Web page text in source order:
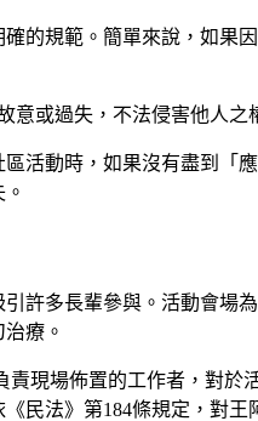
的規範。簡單來說，如果
意或過失，不法侵害他人之
活動時，如果沒有盡到「
許多長輩參與。活動會場
療。
責現場佈置的工作者，對
民法》第184條規定，對